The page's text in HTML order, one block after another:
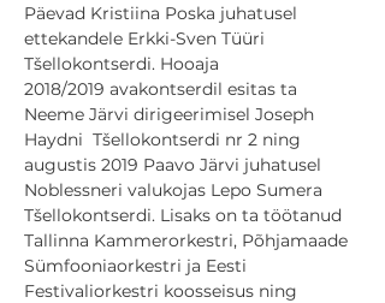
Päevad Kristiina Poska juhatusel
ettekandele Erkki-Sven Tüüri
Tšellokontserdi. Hooaja
2018/2019 avakontserdil esitas ta
Neeme Järvi dirigeerimisel Joseph
Haydni  Tšellokontserdi nr 2 ning
augustis 2019 Paavo Järvi juhatusel
Noblessneri valukojas Lepo Sumera
Tšellokontserdi. Lisaks on ta töötanud
Tallinna Kammerorkestri, Põhjamaade
Sümfooniaorkestri ja Eesti
Festivaliorkestri koosseisus ning